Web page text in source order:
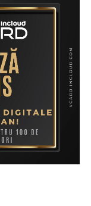
că mai avem o
și mai mult
politici și